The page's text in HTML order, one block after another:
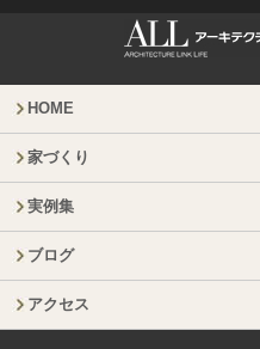
HOME
家づくり
実例集
ブログ
アクセス